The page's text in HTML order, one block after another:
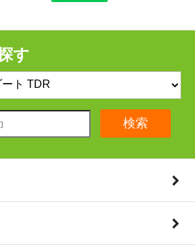
す
検索